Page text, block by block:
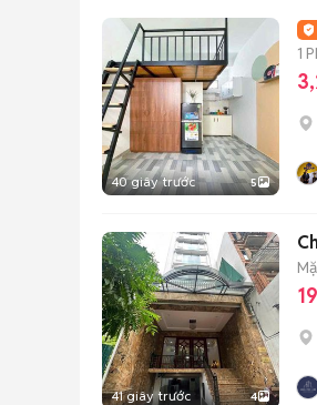
40 giây trước 5
1
41 giây trước 4